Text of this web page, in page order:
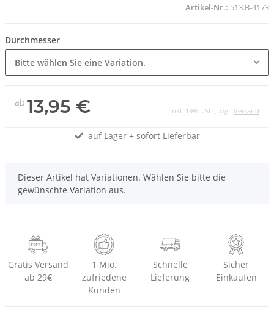
Artikel-Nr.: 513.B-4173
Durchmesser
Bitte wählen Sie eine Variation.
ab 13,95 € inkl. 19% USt. , zzgl. Versand
auf Lager + sofort Lieferbar
x
Dieser Artikel hat Variationen. Wählen Sie bitte die
gewünschte Variation aus.
Gratis Versand
ab 29€
1 Mio.
zufriedene
Kunden
Schnelle
Lieferung
Sicher
Einkaufen